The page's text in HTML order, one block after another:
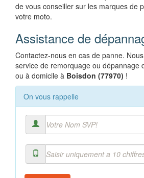
de vous conseiller sur les marques de
votre moto.
Assistance de
Contactez-nous en cas de panne.
service de remorquage ou dépannage
ou à domicile à Boisdon (77970) !
On vous rappelle